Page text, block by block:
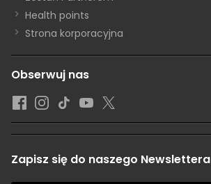
Health points
Strona korporacyjna
Obserwuj nas
Zapisz się do naszego Newslettera